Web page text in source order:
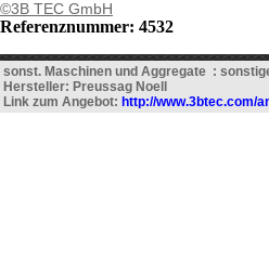
©3B TEC GmbH
Referenznummer: 4532
sonst. Maschinen und Aggregate :
Hersteller: Preussag Noell
Link zum Angebot: http://www.3btec.com/